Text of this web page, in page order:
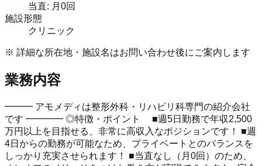
当直: 月0回
施設形態
クリニック
※ 詳細な所在地・施設名はお問い合わせ後にご案内します
業務内容
━━━ アモメディは整形外科・リハビリ科専門の紹介会社
です ━━━━ ◎特徴・ポイント ■週5日勤務で年収2,500
万円以上を目指せる、非常に高収入なポジションです！ ■週
4日からの勤務が可能なため、プライベートとのバランスを
しっかり充実させられます！ ■当直なし（月0回）のため、